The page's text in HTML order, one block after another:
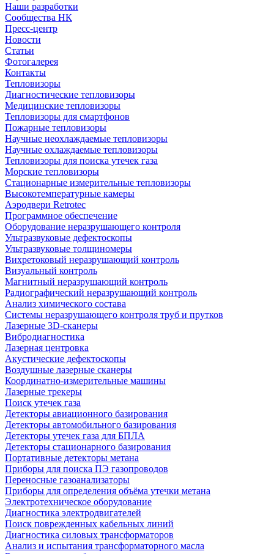
Наши разработки
Сообщества НК
Пресс-центр
Новости
Статьи
Фотогалерея
Контакты
Тепловизоры
Диагностические тепловизоры
Медицинские тепловизоры
Тепловизоры для смартфонов
Пожарные тепловизоры
Научные неохлаждаемые тепловизоры
Научные охлаждаемые тепловизоры
Тепловизоры для поиска утечек газа
Морские тепловизоры
Стационарные измерительные тепловизоры
Высокотемпературные камеры
Аэродвери Retrotec
Программное обеспечение
Оборудование неразрушающего контроля
Ультразвуковые дефектоскопы
Ультразвуковые толщиномеры
Вихретоковый неразрушающий контроль
Визуальный контроль
Магнитный неразрушающий контроль
Радиографический неразрушающий контроль
Анализ химического состава
Системы неразрушающего контроля труб и прутков
Лазерные 3D-сканеры
Вибродиагностика
Лазерная центровка
Акустические дефектоскопы
Воздушные лазерные сканеры
Координатно-измерительные машины
Лазерные трекеры
Поиск утечек газа
Детекторы авиационного базирования
Детекторы автомобильного базирования
Детекторы утечек газа для БПЛА
Детекторы стационарного базирования
Портативные детекторы метана
Приборы для поиска ПЭ газопроводов
Переносные газоанализаторы
Приборы для определения объёма утечки метана
Электротехническое оборудование
Диагностика электродвигателей
Поиск поврежденных кабельных линий
Диагностика силовых трансформаторов
Анализ и испытания трансформаторного масла